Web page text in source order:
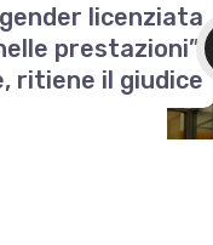
licenziata
prestazioni”,
ritiene il giudice